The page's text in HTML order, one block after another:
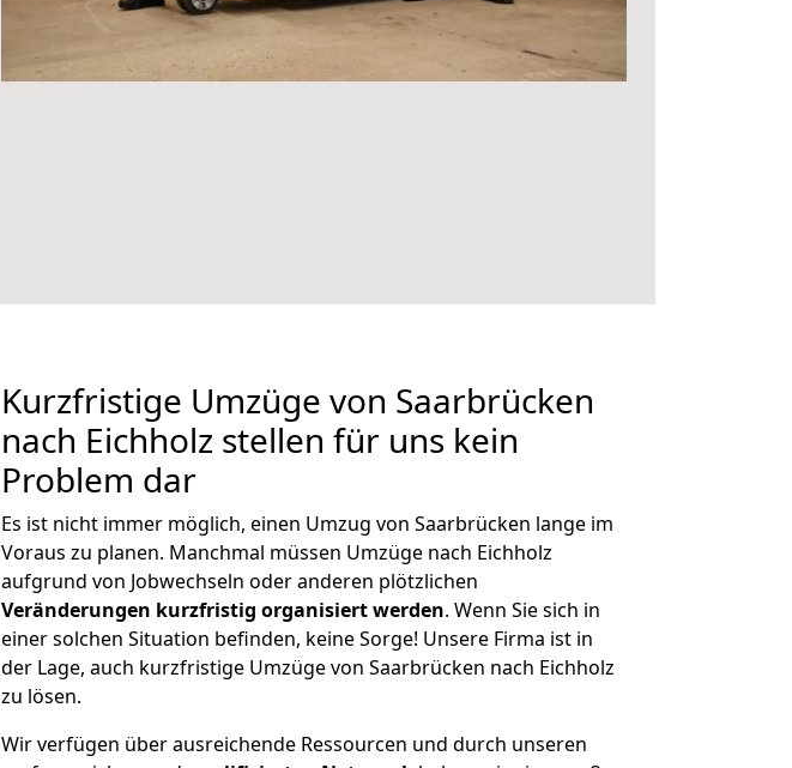
Kurzfristige Umzüge von Saarbrücken
nach Eichholz stellen für uns kein
Problem dar
Es ist nicht immer möglich, einen Umzug von Saarbrücken lange im
Voraus zu planen. Manchmal müssen Umzüge nach Eichholz
aufgrund von Jobwechseln oder anderen plötzlichen
Veränderungen kurzfristig organisiert werden. Wenn Sie sich in
einer solchen Situation befinden, keine Sorge! Unsere Firma ist in
der Lage, auch kurzfristige Umzüge von Saarbrücken nach Eichholz
zu lösen.
Wir verfügen über ausreichende Ressourcen und durch unseren